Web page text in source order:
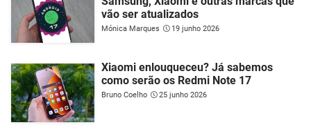
vão ser atualizados
Mónica Marques 19 junho 2026
Xiaomi enlouqueceu? Já sabemos
como serão os Redmi Note 17
Bruno Coelho 25 junho 2026